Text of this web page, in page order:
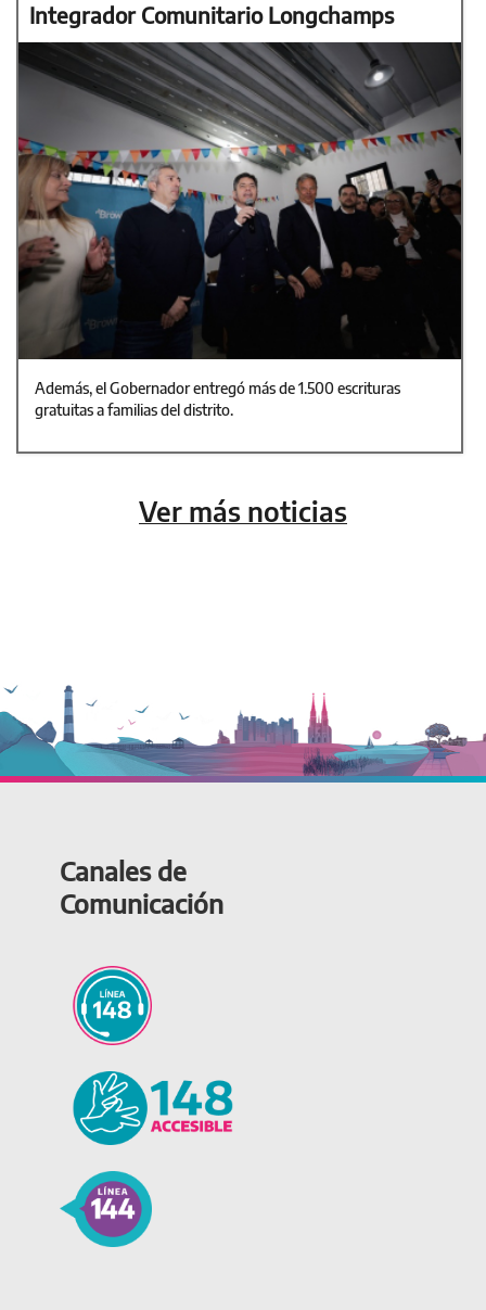
Integrador Comunitario Longchamps
Además, el Gobernador entregó más de 1.500 escrituras
gratuitas a familias del distrito.
Ver más noticias
Canales de
Comunicación